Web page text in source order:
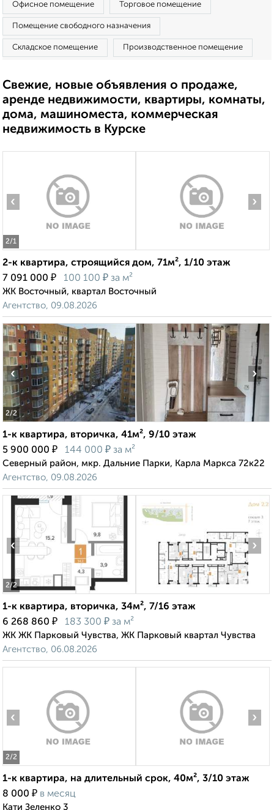
Офисное помещение Торговое помещение
Помещение свободного назначения
Складское помещение Производственное помещение
Свежие, новые объявления о продаже,
аренде недвижимости, квартиры, комнаты,
дома, машиноместа, коммерческая
недвижимость в Курске
2/1
‹ ›
2-к квартира, строящийся дом, 71м², 1/10 этаж
7 091 000 ₽ 100 100 ₽ за м²
ЖК Восточный, квартал Восточный
Агентство, 09.08.2026
2/2
‹ ›
1-к квартира, вторичка, 41м², 9/10 этаж
5 900 000 ₽ 144 000 ₽ за м²
Северный район, мкр. Дальние Парки, Карла Маркса 72к22
Агентство, 09.08.2026
2/2
‹ ›
1-к квартира, вторичка, 34м², 7/16 этаж
6 268 860 ₽ 183 300 ₽ за м²
ЖК ЖК Парковый Чувства, ЖК Парковый квартал Чувства
Агентство, 06.08.2026
2/2
‹ ›
1-к квартира, на длительный срок, 40м², 3/10 этаж
8 000 ₽ в месяц
Кати Зеленко 3